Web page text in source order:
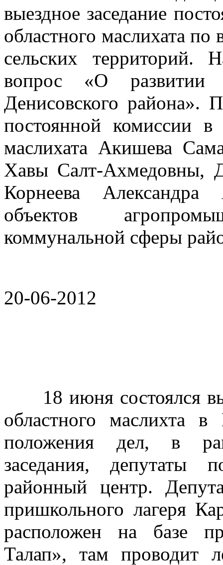
выездное заседание
областного маслихата
сельских территорий.
вопрос «О развитии
Денисовского района».
постоянной комиссии в
маслихата Акишева
Хавы Салт-Ахмедовны,
Корнеева Александра
объектов
коммунальной сферы
20-06-2012
18 июня состоялся
областного маслихта
положения дел, в
заседания, депутаты
районный центр.
пришкольного лагеря
расположен на базе
Талап», там проводит